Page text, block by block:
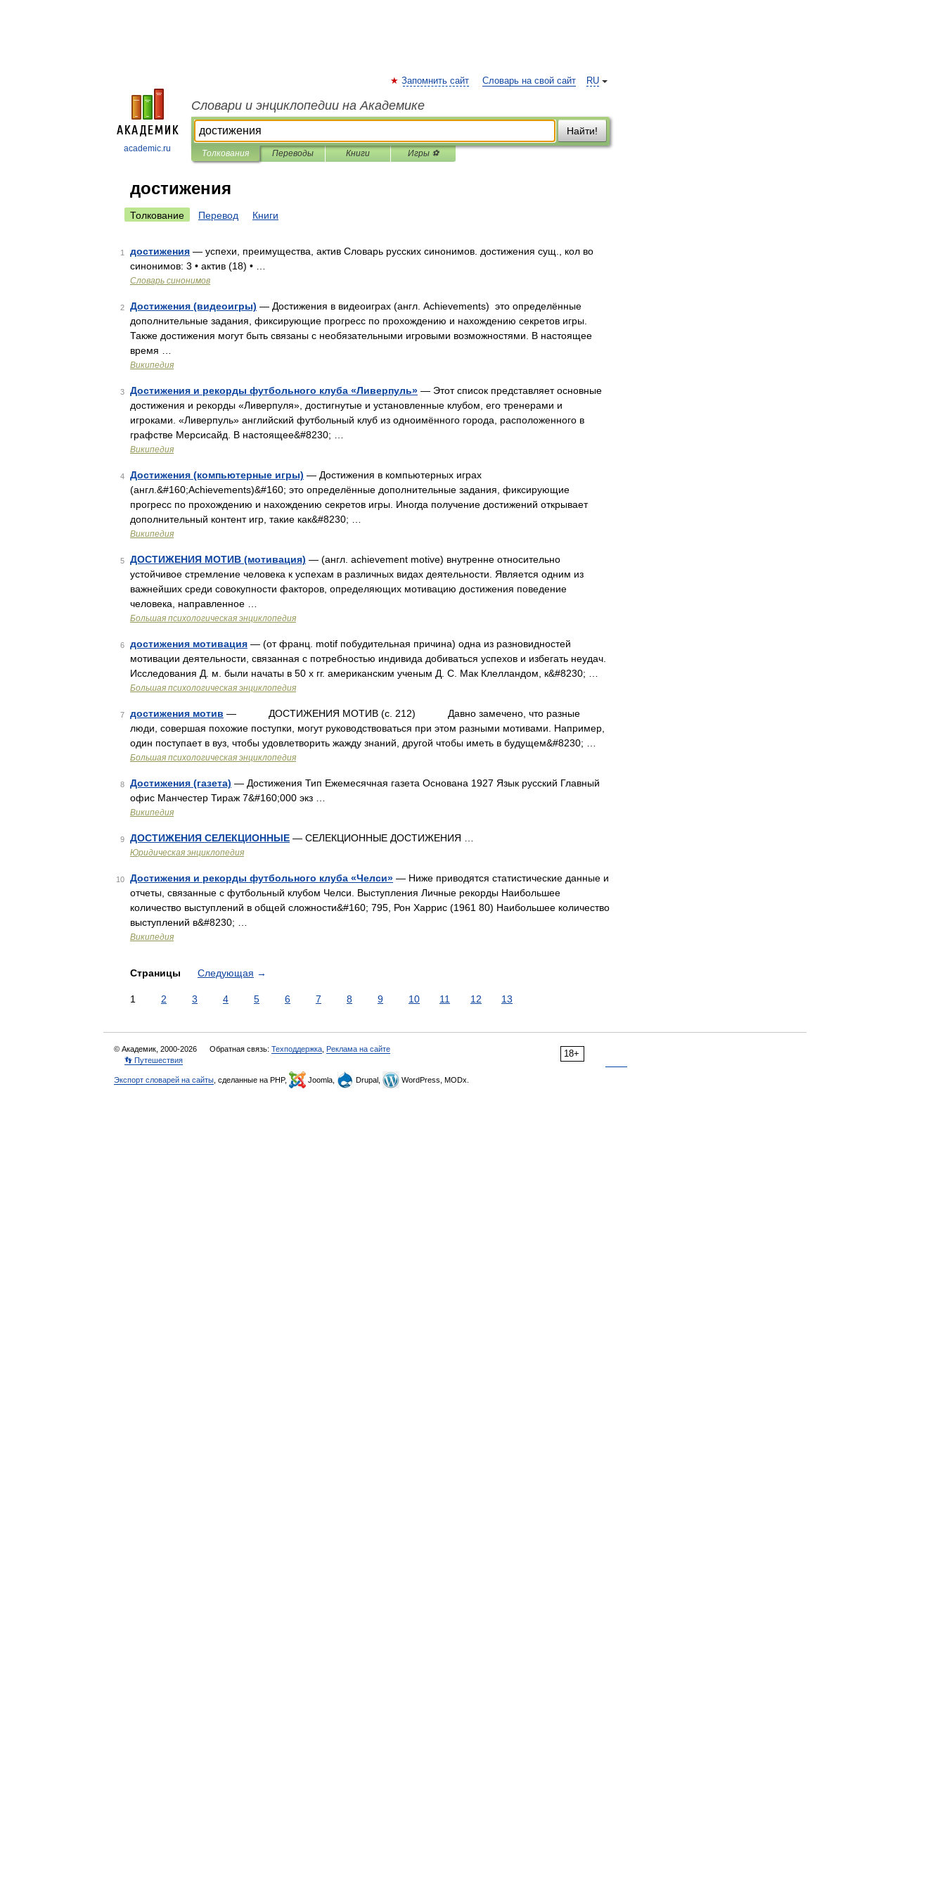
academic.ru
RU
Запомнить сайт Словарь на свой сайт
Словари и энциклопедии на Академике
Найти!
Толкования Переводы Книги Игры ⚽
достижения
Толкование Перевод Книги
1 достижения — успехи, преимущества, актив Словарь русских синонимов. достижения сущ., кол во
синонимов: 3 • актив (18) • …
Словарь синонимов
2 Достижения (видеоигры) — Достижения в видеоиграх (англ. Achievements) это определённые
дополнительные задания, фиксирующие прогресс по прохождению и нахождению секретов игры.
Также достижения могут быть связаны с необязательными игровыми возможностями. В настоящее
время …
Википедия
3 Достижения и рекорды футбольного клуба «Ливерпуль» — Этот список представляет основные
достижения и рекорды «Ливерпуля», достигнутые и установленные клубом, его тренерами и
игроками. «Ливерпуль» английский футбольный клуб из одноимённого города, расположенного в
графстве Мерсисайд. В настоящее&#8230; …
Википедия
4 Достижения (компьютерные игры) — Достижения в компьютерных играх
(англ.&#160;Achievements)&#160; это определённые дополнительные задания, фиксирующие
прогресс по прохождению и нахождению секретов игры. Иногда получение достижений открывает
дополнительный контент игр, такие как&#8230; …
Википедия
5 ДОСТИЖЕНИЯ МОТИВ (мотивация) — (англ. achievement motive) внутренне относительно
устойчивое стремление человека к успехам в различных видах деятельности. Является одним из
важнейших среди совокупности факторов, определяющих мотивацию достижения поведение
человека, направленное …
Большая психологическая энциклопедия
6 достижения мотивация — (от франц. motif побудительная причина) одна из разновидностей
мотивации деятельности, связанная с потребностью индивида добиваться успехов и избегать неудач.
Исследования Д. м. были начаты в 50 х гг. американским ученым Д. С. Мак Клелландом, к&#8230; …
Большая психологическая энциклопедия
7 достижения мотив — ДОСТИЖЕНИЯ МОТИВ (с. 212) Давно замечено, что разные
люди, совершая похожие поступки, могут руководствоваться при этом разными мотивами. Например,
один поступает в вуз, чтобы удовлетворить жажду знаний, другой чтобы иметь в будущем&#8230; …
Большая психологическая энциклопедия
8 Достижения (газета) — Достижения Тип Ежемесячная газета Основана 1927 Язык русский Главный
офис Манчестер Тираж 7&#160;000 экз …
Википедия
9 ДОСТИЖЕНИЯ СЕЛЕКЦИОННЫЕ — СЕЛЕКЦИОННЫЕ ДОСТИЖЕНИЯ …
Юридическая энциклопедия
10 Достижения и рекорды футбольного клуба «Челси» — Ниже приводятся статистические данные и
отчеты, связанные с футбольный клубом Челси. Выступления Личные рекорды Наибольшее
количество выступлений в общей сложности&#160; 795, Рон Харрис (1961 80) Наибольшее количество
выступлений в&#8230; …
Википедия
Страницы Следующая →
1 2 3 4 5 6 7 8 9 10 11 12 13
18+
© Академик, 2000-2026 Обратная связь: Техподдержка Реклама на сайте
👣 Путешествия
Экспорт словарей на сайты , сделанные на PHP, Joomla, Drupal, WordPress, MODx.